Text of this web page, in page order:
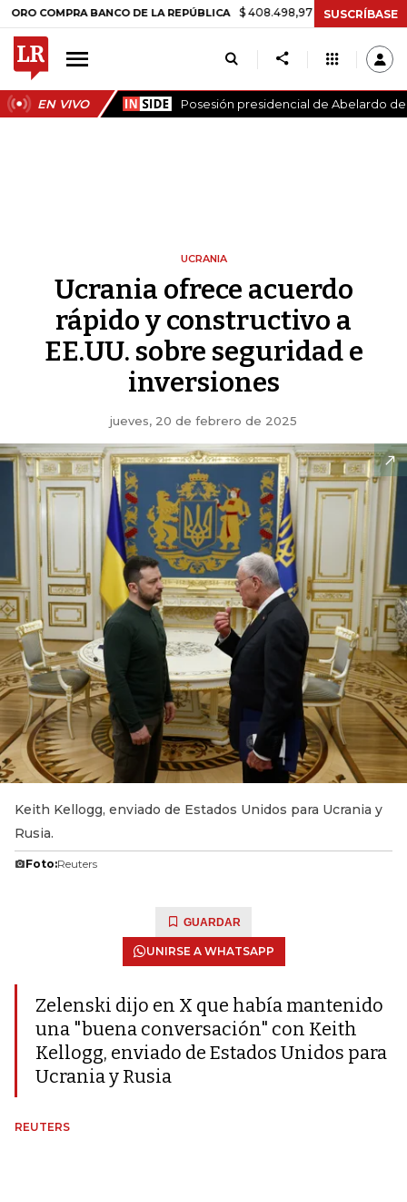
BANCO DE LA REPÚBLICA $ 408.498,97 +$ 8.753,81 +2,19%
SUSCRÍBASE
EN VIVO Posesión presidencial de Abelardo de
UCRANIA
Ucrania ofrece acuerdo
rápido y constructivo a
EE.UU. sobre seguridad e
inversiones
jueves, 20 de febrero de 2025
Keith Kellogg, enviado de Estados Unidos para Ucrania y
Rusia.
Foto:Reuters
GUARDAR
UNIRSE A WHATSAPP
Zelenski dijo en X que había mantenido
una "buena conversación" con Keith
Kellogg, enviado de Estados Unidos para
Ucrania y Rusia
REUTERS